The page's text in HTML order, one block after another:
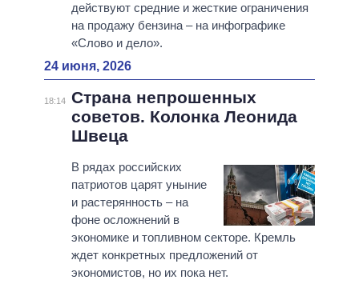
действуют средние и жесткие ограничения
на продажу бензина – на инфографике
«Слово и дело».
24 июня, 2026
18:14 Страна непрошенных
советов. Колонка Леонида
Швеца
В рядах российских
патриотов царят уныние
и растерянность – на
фоне осложнений в
экономике и топливном секторе. Кремль
ждет конкретных предложений от
экономистов, но их пока нет.